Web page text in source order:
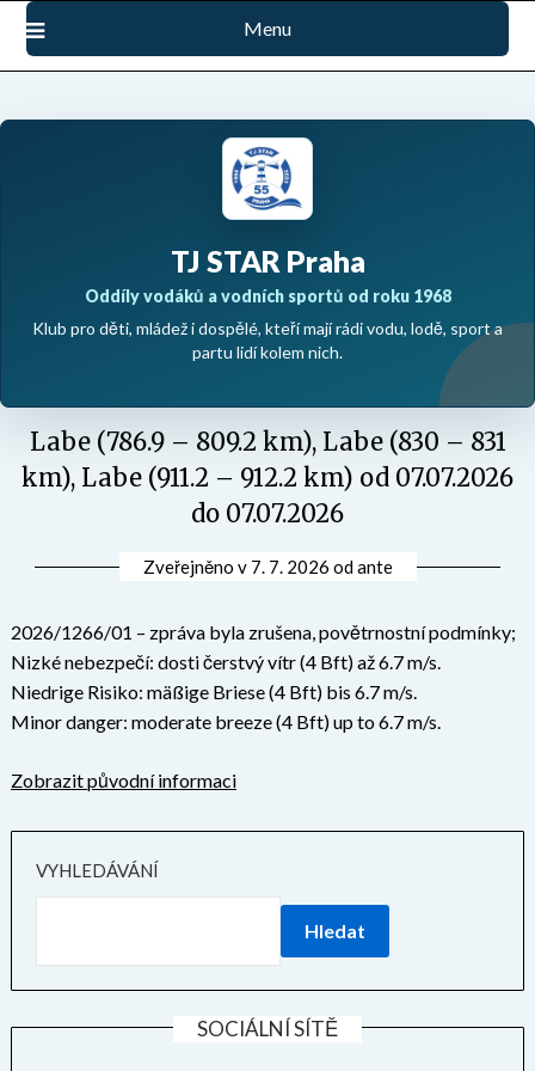
Přejdi
obsah
Menu
TJ STAR Praha
Oddíly vodáků a vodních sportů od roku 1968
Klub pro děti, mládež i dospělé, kteří mají rádi vodu, lodě, sport a
partu lidí kolem nich.
Labe (786.9 – 809.2 km), Labe (830 – 831
km), Labe (911.2 – 912.2 km) od 07.07.2026
do 07.07.2026
Zveřejněno v 7. 7. 2026 odante
2026/1266/01 – zpráva byla zrušena, povětrnostní podmínky;
Nizké nebezpečí: dosti čerstvý vítr (4 Bft) až 6.7 m/s.
Niedrige Risiko: mäßige Briese (4 Bft) bis 6.7 m/s.
Minor danger: moderate breeze (4 Bft) up to 6.7 m/s.
Zobrazit původní informaci
VYHLEDÁVÁNÍ
Hledat
SOCIÁLNÍ SÍTĚ